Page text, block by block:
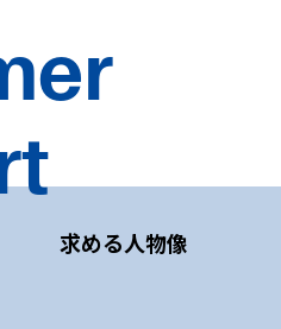
求める人物像